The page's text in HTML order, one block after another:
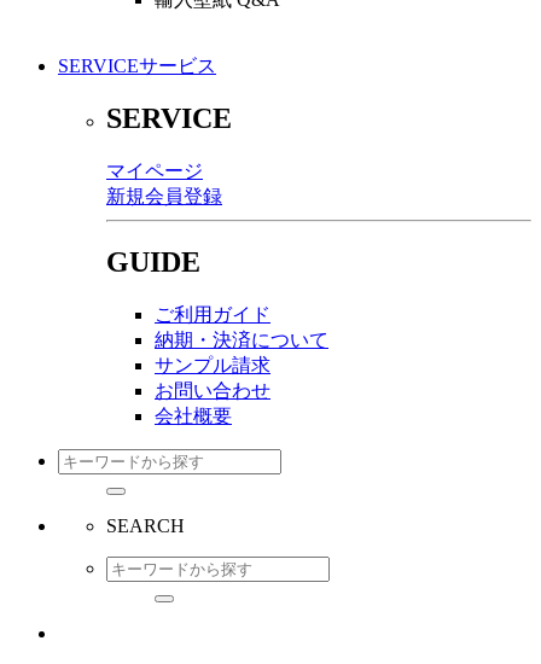
SERVICEサービス
SERVICE
マイページ
新規会員登録
GUIDE
ご利用ガイド
納期・決済について
サンプル請求
お問い合わせ
会社概要
SEARCH